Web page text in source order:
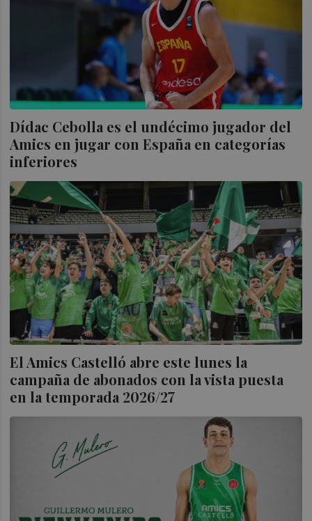
Dídac Cebolla es el undécimo jugador del
Amics en jugar con España en categorías
inferiores
El Amics Castelló abre este lunes la
campaña de abonados con la vista puesta
en la temporada 2026/27